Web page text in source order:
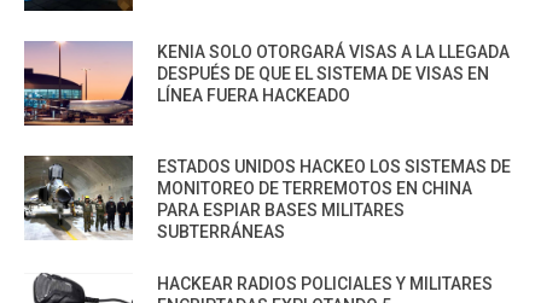
KENIA SOLO OTORGARÁ VISAS A LA LLEGADA
DESPUÉS DE QUE EL SISTEMA DE VISAS EN
LÍNEA FUERA HACKEADO
ESTADOS UNIDOS HACKEO LOS SISTEMAS DE
MONITOREO DE TERREMOTOS EN CHINA
PARA ESPIAR BASES MILITARES
SUBTERRÁNEAS
HACKEAR RADIOS POLICIALES Y MILITARES